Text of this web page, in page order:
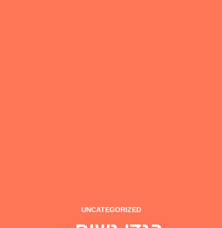
UNCATEGORIZED